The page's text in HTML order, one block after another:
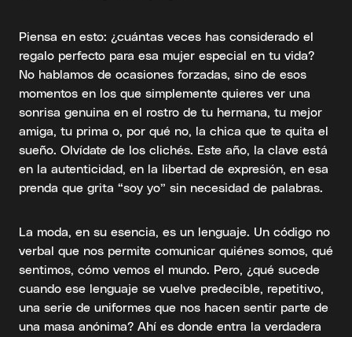
Piensa en esto: ¿cuántas veces has considerado el
regalo perfecto para esa mujer especial en tu vida?
No hablamos de ocasiones forzadas, sino de esos
momentos en los que simplemente quieres ver una
sonrisa genuina en el rostro de tu hermana, tu mejor
amiga, tu prima o, por qué no, la chica que te quita el
sueño. Olvídate de los clichés. Este año, la clave está
en la autenticidad, en la libertad de expresión, en esa
prenda que grita “soy yo” sin necesidad de palabras.
La moda, en su esencia, es un lenguaje. Un código no
verbal que nos permite comunicar quiénes somos, qué
sentimos, cómo vemos el mundo. Pero, ¿qué sucede
cuando ese lenguaje se vuelve predecible, repetitivo,
una serie de uniformes que nos hacen sentir parte de
una masa anónima? Ahí es donde entra la verdadera